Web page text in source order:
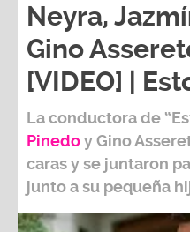
Neyra,
Gino
[VIDEO] |
La conductora de “
PinedoyGino
caras y se juntaron
junto a su pequeña